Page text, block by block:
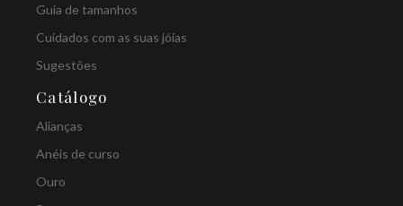
Guia de tamanhos
Cuidados com as suas jóias
Sugestões
Catálogo
Alianças
Anéis de curso
Ouro